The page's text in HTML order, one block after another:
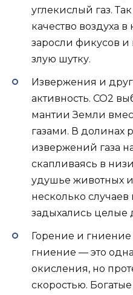
углекислый газ.
качество воздуха
заросли фикусов и
злую шутку.
Извержения и
активность. CO2
мантии Земли
газами. В долинах
извержений газа
скапливаясь в
удушье животных
несколько
задыхались целые
Горение и
гниение — это
окисления, но
скоростью.